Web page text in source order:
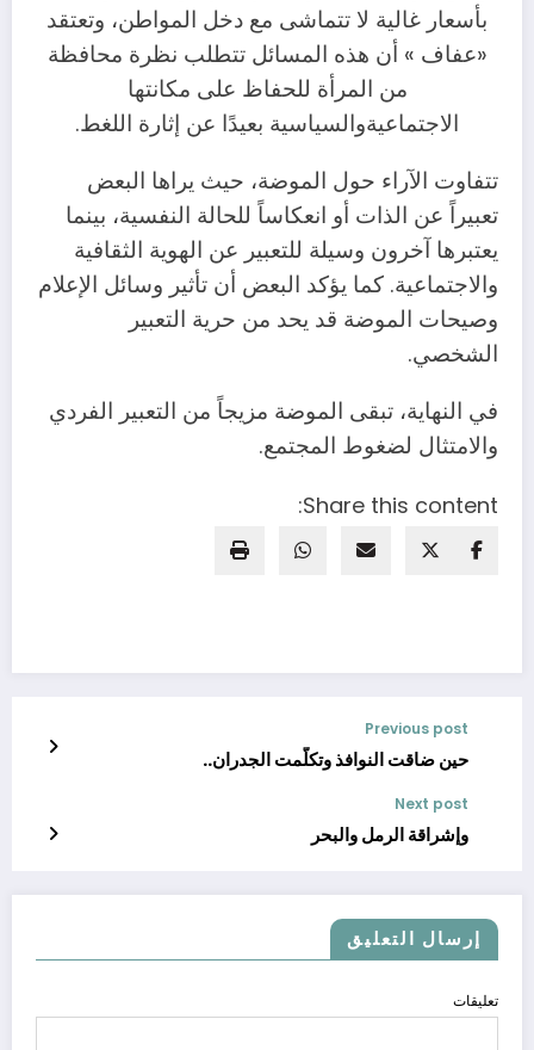
بأسعار غالية لا تتماشى مع دخل المواطن، وتعتقد
«عفاف » أن هذه المسائل تتطلب نظرة محافظة
من المرأة للحفاظ على مكانتها
الاجتماعيةوالسياسية بعيدًا عن إثارة اللغط.
تتفاوت الآراء حول الموضة، حيث يراها البعض
تعبيراً عن الذات أو انعكاساً للحالة النفسية، بينما
يعتبرها آخرون وسيلة للتعبير عن الهوية الثقافية
والاجتماعية. كما يؤكد البعض أن تأثير وسائل الإعلام
وصيحات الموضة قد يحد من حرية التعبير
الشخصي.
في النهاية، تبقى الموضة مزيجاً من التعبير الفردي
والامتثال لضغوط المجتمع.
Share this content:
Previous post
حين ضاقت النوافذ وتكلّمت الجدران..
Next post
وإشراقة الرمل والبحر
إرسال التعليق
تعليقات